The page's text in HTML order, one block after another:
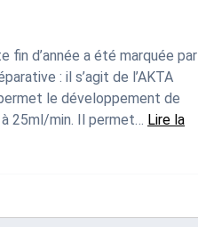
fin d’année a été marquée par
: il s’agit de l’AKTA
le développement de
25ml/min. Il permet… Lire la